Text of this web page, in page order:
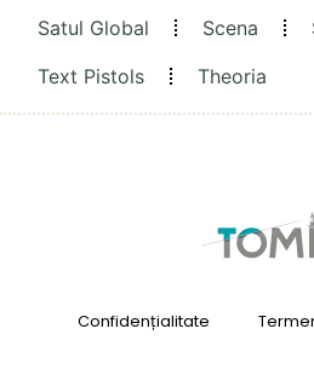
Satul Global
Scena
Text Pistols
Theoria
Confidențialitate